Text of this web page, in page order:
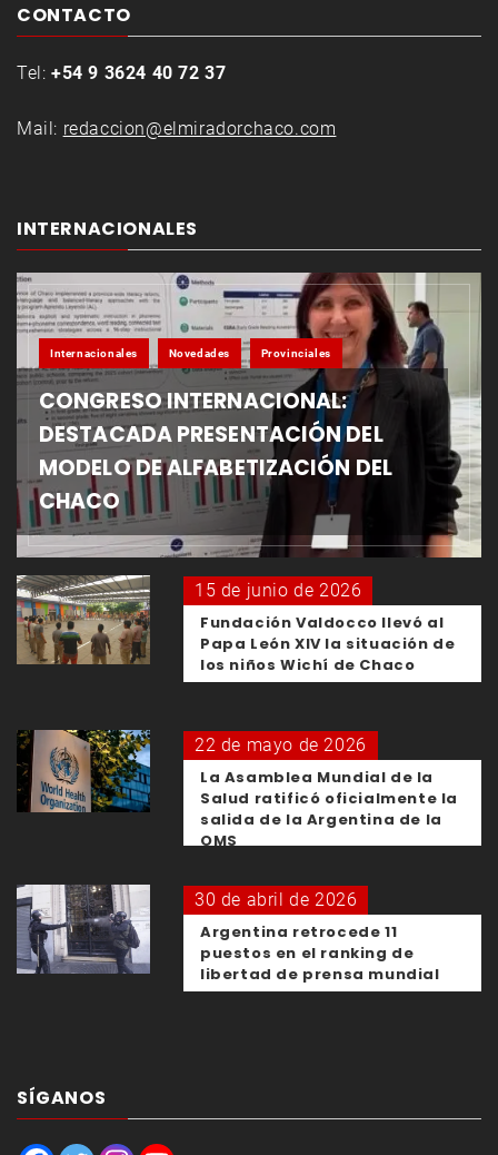
CONTACTO
Tel: +54 9 3624 40 72 37
Mail: redaccion@elmiradorchaco.com
INTERNACIONALES
Internacionales Novedades Provinciales
CONGRESO INTERNACIONAL:
DESTACADA PRESENTACIÓN DEL
MODELO DE ALFABETIZACIÓN DEL
CHACO
15 de junio de 2026
Fundación Valdocco llevó al
Papa León XIV la situación de
los niños Wichí de Chaco
22 de mayo de 2026
La Asamblea Mundial de la
Salud ratificó oficialmente la
salida de la Argentina de la
OMS
30 de abril de 2026
Argentina retrocede 11
puestos en el ranking de
libertad de prensa mundial
SÍGANOS